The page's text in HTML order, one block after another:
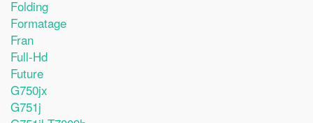
Folding
Formatage
Fran
Full-Hd
Future
G750jx
G751j